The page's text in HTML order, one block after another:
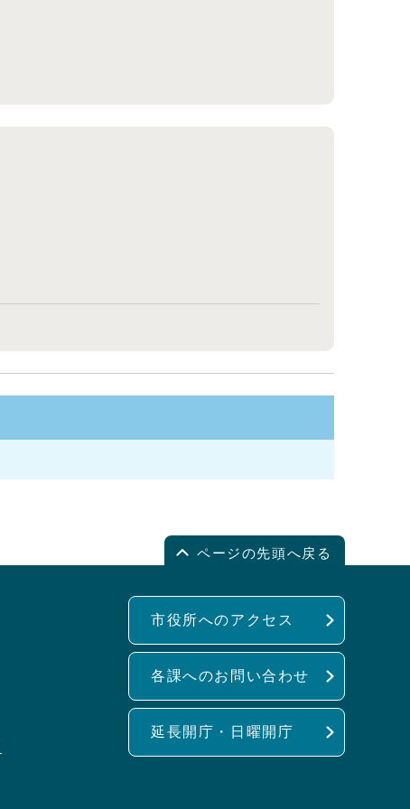
ページの先頭へ戻る
市役所へのアクセス
各課へのお問い合わせ
延長開庁・日曜開庁